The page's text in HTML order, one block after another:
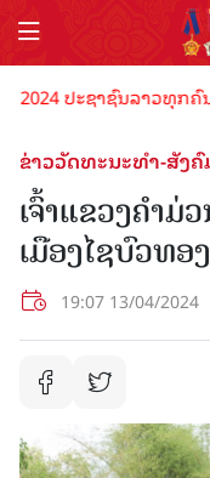
ປະຊາຊົນລາວທຸກຄົນ
ຂ່າວວັດທະນະທຳ-ສັງຄົ
ເຈົ້າແຂວງຄຳມ່
ເມືອງໄຊບົວທອ
19:07 13/04/2024